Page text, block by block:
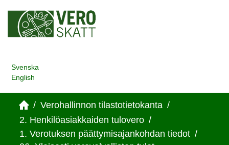
Svenska
English
/ Verohallinnon tilastotietokanta /
2. Henkilöasiakkaiden tulovero /
1. Verotuksen päättymisajankohdan tiedot /